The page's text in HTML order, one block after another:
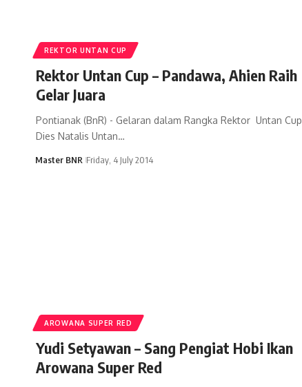
REKTOR UNTAN CUP
Rektor Untan Cup – Pandawa, Ahien Raih
Gelar Juara
Pontianak (BnR) - Gelaran dalam Rangka Rektor Untan Cup
Dies Natalis Untan…
Master BNR Friday, 4 July 2014
AROWANA SUPER RED
Yudi Setyawan – Sang Pengiat Hobi Ikan
Arowana Super Red